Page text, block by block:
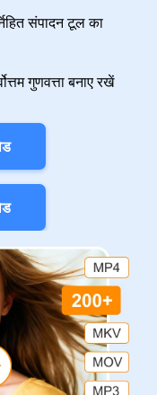
संपादन टूल का
गुणवत्ता बनाए रखें